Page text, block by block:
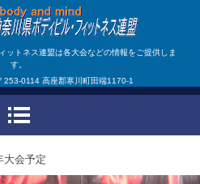
人神奈川県ボ
フィットネス
連盟
ットネス連盟は各大会などの情報をご提供しま
す。
0114 高座郡寒川町田端1170-1
大会予定